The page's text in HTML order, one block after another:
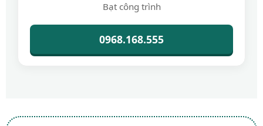
Bạt công trình
0968.168.555